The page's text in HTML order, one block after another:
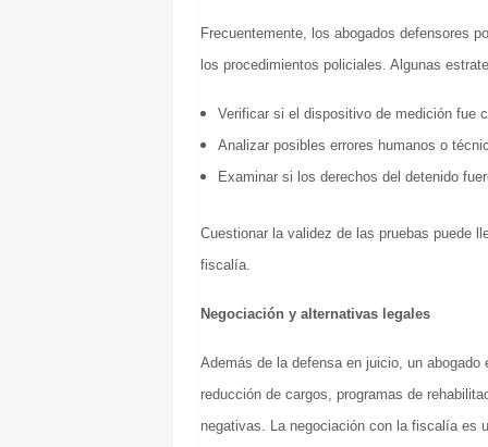
Frecuentemente, los abogados defensores
los procedimientos policiales. Algunas
Verificar si el dispositivo de medición fue
Analizar posibles errores humanos o
Examinar si los derechos del detenido
Cuestionar la validez de las pruebas puede
fiscalía.
Negociación y alternativas legales
Además de la defensa en juicio, un
reducción de cargos, programas de
negativas. La negociación con la fiscalía es